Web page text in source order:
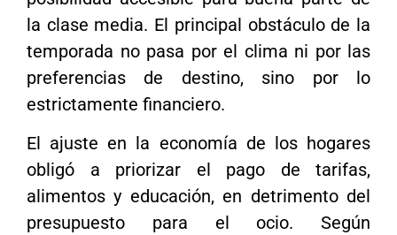
la clase media. El principal obstáculo de la
temporada no pasa por el clima ni por las
preferencias de destino, sino por lo
estrictamente financiero.
El ajuste en la economía de los hogares
obligó a priorizar el pago de tarifas,
alimentos y educación, en detrimento del
presupuesto para el ocio. Según